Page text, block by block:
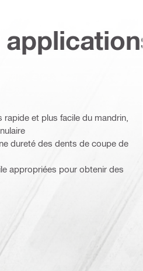
et plus facile du mandrin,
dureté des dents de coupe de
appropriées pour obtenir des